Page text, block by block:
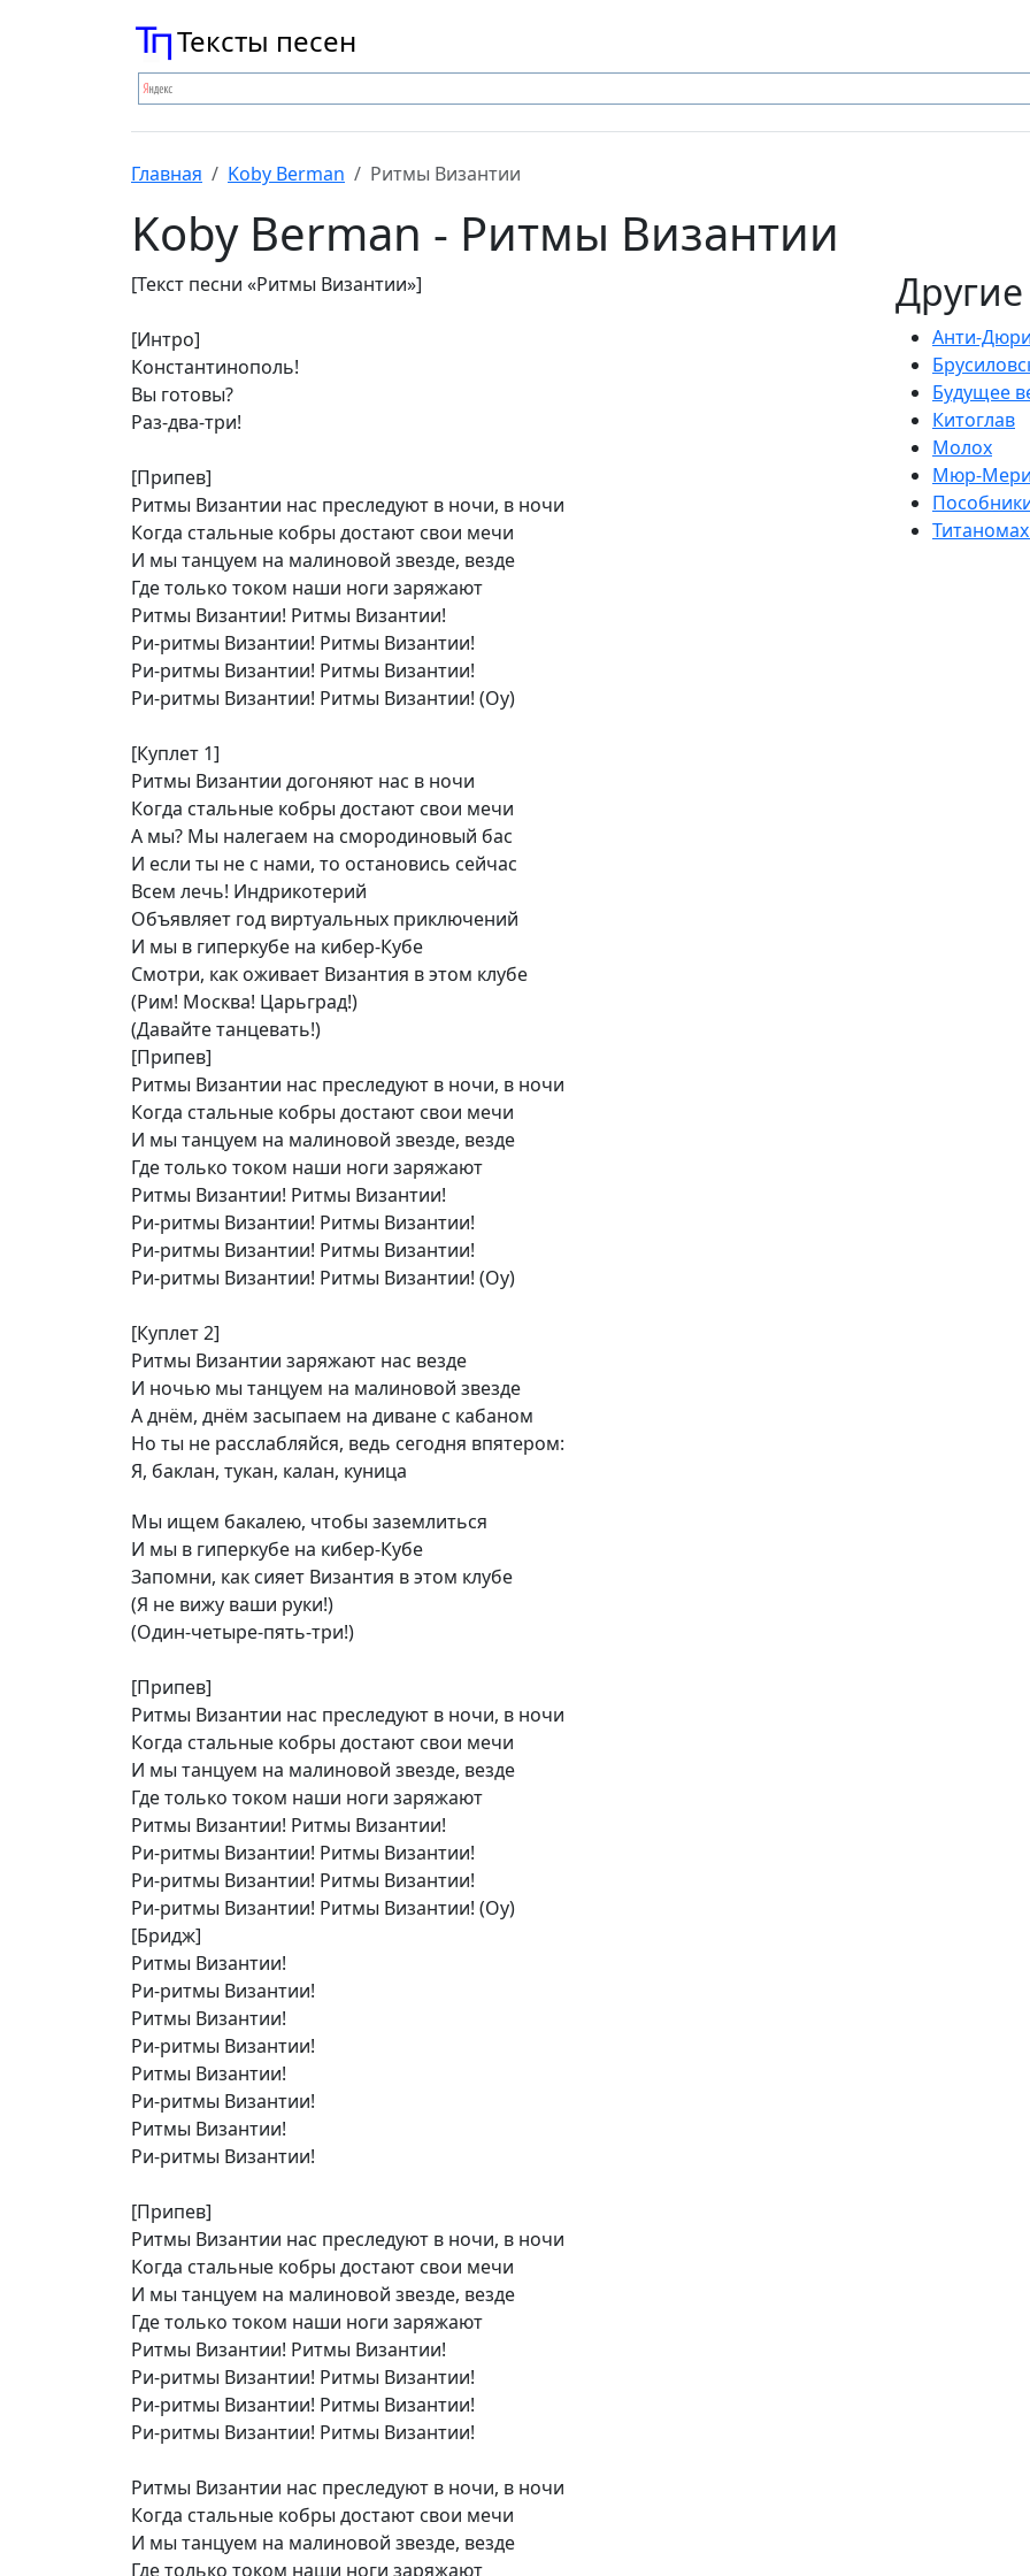
Тексты песен
Главная Koby Berman Ритмы Византии
Koby Berman - Ритмы Византии
[Текст песни «Ритмы Византии»]
[Интро]
Константинополь!
Вы готовы?
Раз-два-три!
[Припев]
Ритмы Византии нас преследуют в ночи, в ночи
Когда стальные кобры достают свои мечи
И мы танцуем на малиновой звезде, везде
Где только током наши ноги заряжают
Ритмы Византии! Ритмы Византии!
Ри-ритмы Византии! Ритмы Византии!
Ри-ритмы Византии! Ритмы Византии!
Ри-ритмы Византии! Ритмы Византии! (Оу)
[Куплет 1]
Ритмы Византии догоняют нас в ночи
Когда стальные кобры достают свои мечи
А мы? Мы налегаем на смородиновый бас
И если ты не с нами, то остановись сейчас
Всем лечь! Индрикотерий
Объявляет год виртуальных приключений
И мы в гиперкубе на кибер-Кубе
Смотри, как оживает Византия в этом клубе
(Рим! Москва! Царьград!)
(Давайте танцевать!)
[Припев]
Ритмы Византии нас преследуют в ночи, в ночи
Когда стальные кобры достают свои мечи
И мы танцуем на малиновой звезде, везде
Где только током наши ноги заряжают
Ритмы Византии! Ритмы Византии!
Ри-ритмы Византии! Ритмы Византии!
Ри-ритмы Византии! Ритмы Византии!
Ри-ритмы Византии! Ритмы Византии! (Оу)
[Куплет 2]
Ритмы Византии заряжают нас везде
И ночью мы танцуем на малиновой звезде
А днём, днём засыпаем на диване с кабаном
Но ты не расслабляйся, ведь сегодня впятером:
Я, баклан, тукан, калан, куница
Мы ищем бакалею, чтобы заземлиться
И мы в гиперкубе на кибер-Кубе
Запомни, как сияет Византия в этом клубе
(Я не вижу ваши руки!)
(Один-четыре-пять-три!)
[Припев]
Ритмы Византии нас преследуют в ночи, в ночи
Когда стальные кобры достают свои мечи
И мы танцуем на малиновой звезде, везде
Где только током наши ноги заряжают
Ритмы Византии! Ритмы Византии!
Ри-ритмы Византии! Ритмы Византии!
Ри-ритмы Византии! Ритмы Византии!
Ри-ритмы Византии! Ритмы Византии! (Оу)
[Бридж]
Ритмы Византии!
Ри-ритмы Византии!
Ритмы Византии!
Ри-ритмы Византии!
Ритмы Византии!
Ри-ритмы Византии!
Ритмы Византии!
Ри-ритмы Византии!
[Припев]
Ритмы Византии нас преследуют в ночи, в ночи
Когда стальные кобры достают свои мечи
И мы танцуем на малиновой звезде, везде
Где только током наши ноги заряжают
Ритмы Византии! Ритмы Византии!
Ри-ритмы Византии! Ритмы Византии!
Ри-ритмы Византии! Ритмы Византии!
Ри-ритмы Византии! Ритмы Византии!
Ритмы Византии нас преследуют в ночи, в ночи
Когда стальные кобры достают свои мечи
И мы танцуем на малиновой звезде, везде
Где только током наши ноги заряжают
Анти-
Будущее
Китоглав
Молох
Мюр-